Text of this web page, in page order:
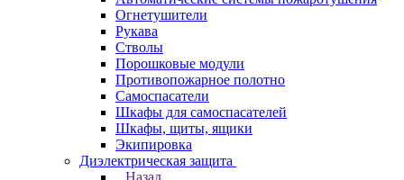
Огнетушители
Рукава
Стволы
Порошковые модули
Противопожарное полотно
Самоспасатели
Шкафы для самоспасателей
Шкафы, щиты, ящики
Экипировка
Диэлектрическая защита
Назад